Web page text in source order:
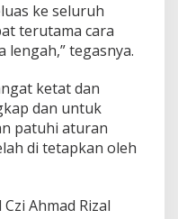
ke seluruh
terutama cara
lengah,” tegasnya.
ketat dan
dan untuk
patuhi aturan
di tetapkan oleh
Ahmad Rizal